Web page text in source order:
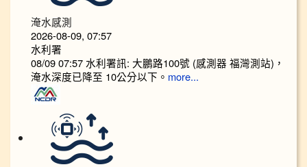
淹水感測
2026-08-09, 07:57
水利署
08/09 07:57 水利署訊: 大鵬路100號 (感測器 福灣測站)，
淹水深度已降至 10公分以下。​​ more...